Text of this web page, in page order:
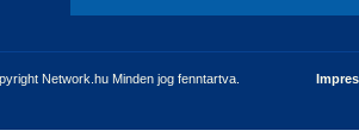
Network.hu Minden jog fenntartva.